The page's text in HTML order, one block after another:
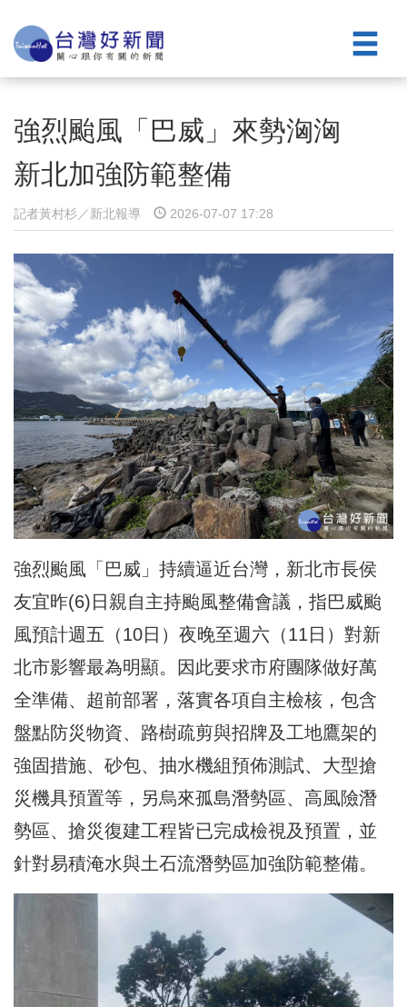
強烈颱風「巴威」來勢洶洶
新北加強防範整備
記者黃村杉／新北報導 2026-07-07 17:28
強烈颱風「巴威」持續逼近台灣，新北市長侯
友宜昨(6)日親自主持颱風整備會議，指巴威颱
風預計週五（10日）夜晚至週六（11日）對新
北市影響最為明顯。因此要求市府團隊做好萬
全準備、超前部署，落實各項自主檢核，包含
盤點防災物資、路樹疏剪與招牌及工地鷹架的
強固措施、砂包、抽水機組預佈測試、大型搶
災機具預置等，另烏來孤島潛勢區、高風險潛
勢區、搶災復建工程皆已完成檢視及預置，並
針對易積淹水與土石流潛勢區加強防範整備。